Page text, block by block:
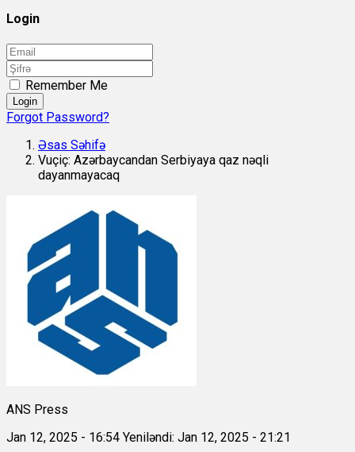
Login
Remember Me
Login
Forgot Password?
Əsas Səhifə
Vuçiç: Azərbaycandan Serbiyaya qaz nəqli
dayanmayacaq
ANS Press
Jan 12, 2025 - 16:54 Yeniləndi: Jan 12, 2025 - 21:21